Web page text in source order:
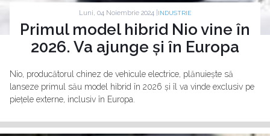
Luni, 04 Noiembrie 2024 | INDUSTRIE
Primul model hibrid Nio vine în
2026. Va ajunge și în Europa
Nio, producătorul chinez de vehicule electrice, plănuiește să
lanseze primul său model hibrid în 2026 și îl va vinde exclusiv pe
piețele externe, inclusiv în Europa.